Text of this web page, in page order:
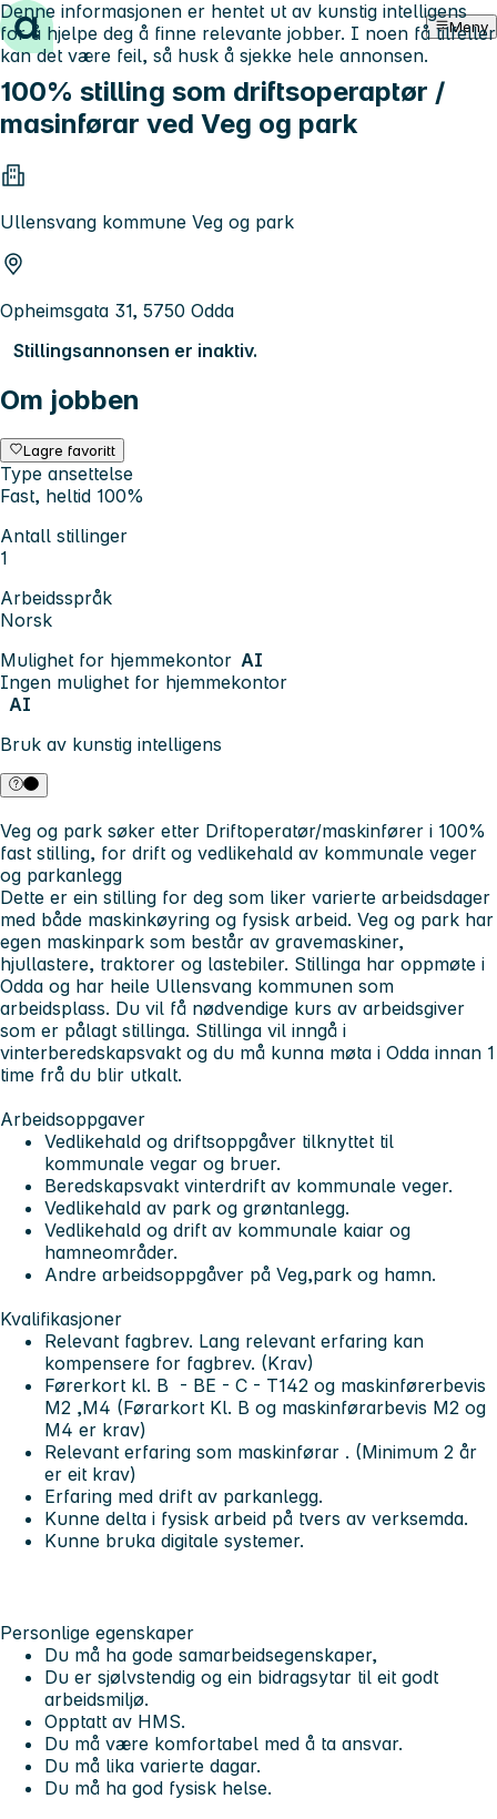
Hopp til innhold Meny
100% stilling som driftsoperaptør /
masinførar ved Veg og park
Ullensvang kommune Veg og park
Opheimsgata 31, 5750 Odda
Stillingsannonsen er inaktiv.
Om jobben
Lagre favoritt
Type ansettelse
Fast, heltid 100%
Antall stillinger
1
Arbeidsspråk
Norsk
Mulighet for hjemmekontor AI
Ingen mulighet for hjemmekontor
AI
Bruk av kunstig intelligens
Denne informasjonen er hentet ut av kunstig intelligens
for å hjelpe deg å finne relevante jobber. I noen få tilfeller
kan det være feil, så husk å sjekke hele annonsen.
Veg og park søker etter Driftoperatør/maskinfører i 100%
fast stilling, for drift og vedlikehald av kommunale veger
og parkanlegg
Dette er ein stilling for deg som liker varierte arbeidsdager
med både maskinkøyring og fysisk arbeid. Veg og park har
egen maskinpark som består av gravemaskiner,
hjullastere, traktorer og lastebiler. Stillinga har oppmøte i
Odda og har heile Ullensvang kommunen som
arbeidsplass. Du vil få nødvendige kurs av arbeidsgiver
som er pålagt stillinga. Stillinga vil inngå i
vinterberedskapsvakt og du må kunna møta i Odda innan 1
time frå du blir utkalt.
Arbeidsoppgaver
Vedlikehald og driftsoppgåver tilknyttet til
kommunale vegar og bruer.
Beredskapsvakt vinterdrift av kommunale veger.
Vedlikehald av park og grøntanlegg.
Vedlikehald og drift av kommunale kaiar og
hamneområder.
Andre arbeidsoppgåver på Veg,park og hamn.
Kvalifikasjoner
Relevant fagbrev. Lang relevant erfaring kan
kompensere for fagbrev. (Krav)
Førerkort kl. B - BE - C - T142 og maskinførerbevis
M2 ,M4 (Førarkort Kl. B og maskinførarbevis M2 og
M4 er krav)
Relevant erfaring som maskinførar . (Minimum 2 år
er eit krav)
Erfaring med drift av parkanlegg.
Kunne delta i fysisk arbeid på tvers av verksemda.
Kunne bruka digitale systemer.
Personlige egenskaper
Du må ha gode samarbeidsegenskaper,
Du er sjølvstendig og ein bidragsytar til eit godt
arbeidsmiljø.
Opptatt av HMS.
Du må være komfortabel med å ta ansvar.
Du må lika varierte dagar.
Du må ha god fysisk helse.